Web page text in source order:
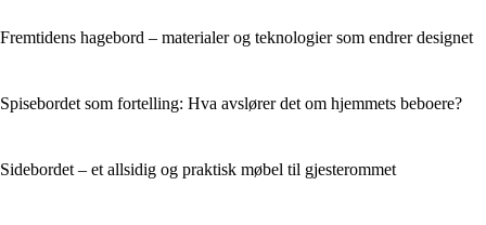
Fremtidens hagebord – materialer og teknologier som endrer designet
Spisebordet som fortelling: Hva avslører det om hjemmets beboere?
Sidebordet – et allsidig og praktisk møbel til gjesterommet